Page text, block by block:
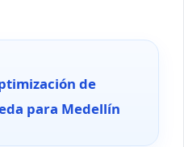
de
para Medellín